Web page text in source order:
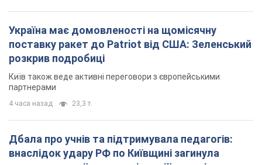
Україна має домовленості на щомісячну
поставку ракет до Patriot від США: Зеленський
розкрив подробиці
Київ також веде активні переговори з європейськими
партнерами
4 часа назад 23,3 т.
Дбала про учнів та підтримувала педагогів:
внаслідок удару РФ по Київщині загинула